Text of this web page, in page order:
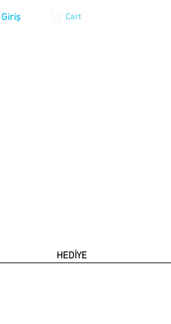
Cart
Giriş
HEDİYE